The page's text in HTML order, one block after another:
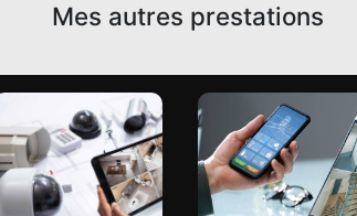
Mes autres prestations